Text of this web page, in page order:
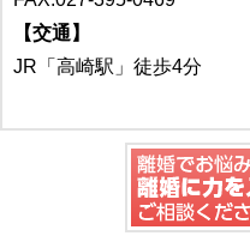
【交通】
JR「高崎駅」徒歩4分